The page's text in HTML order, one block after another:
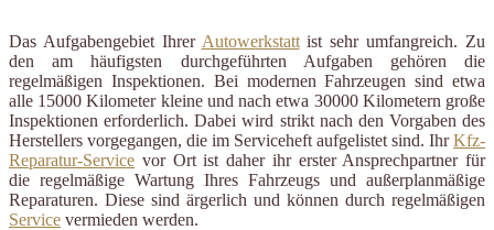
Das Aufgabengebiet Ihrer Autowerkstattist sehr umfangreich. Zu
den am häufigsten durchgeführten Aufgaben gehören die
regelmäßigen Inspektionen. Bei modernen Fahrzeugen sind etwa
alle 15000 Kilometer kleine und nach etwa 30000 Kilometern große
Inspektionen erforderlich. Dabei wird strikt nach den Vorgaben des
Herstellers vorgegangen, die im Serviceheft aufgelistet sind. IhrKfz-
Reparatur-Service vor Ort ist daher ihr erster Ansprechpartner für
die regelmäßige Wartung Ihres Fahrzeugs und außerplanmäßige
Reparaturen. Diese sind ärgerlich und können durch regelmäßigen
Service vermieden werden.